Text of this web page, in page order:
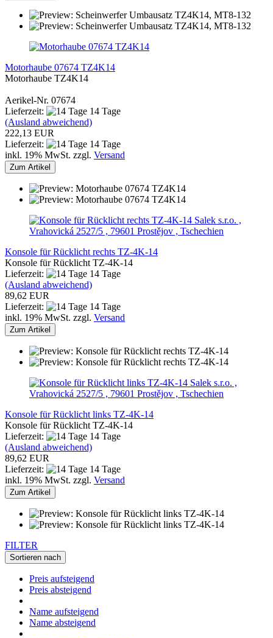
Motorhaube 07674 TZ4K14
Motorhaube TZ4K14
Aerikel-Nr. 07674
Lieferzeit:
14 Tage
(Ausland abweichend)
222,13 EUR
Lieferzeit:
14 Tage
inkl. 19% MwSt. zzgl. Versand
Zum Artikel
Salek s.r.o. ,
Vrahovická 2527/5 , 79601 Prostějov , Tschechien
Konsole für Rücklicht rechts TZ-4K-14
Konsole für Rücklicht TZ-4K-14
Lieferzeit:
14 Tage
(Ausland abweichend)
89,62 EUR
Lieferzeit:
14 Tage
inkl. 19% MwSt. zzgl. Versand
Zum Artikel
Salek s.r.o. ,
Vrahovická 2527/5 , 79601 Prostějov , Tschechien
Konsole für Rücklicht links TZ-4K-14
Konsole für Rücklicht TZ-4K-14
Lieferzeit:
14 Tage
(Ausland abweichend)
89,62 EUR
Lieferzeit:
14 Tage
inkl. 19% MwSt. zzgl. Versand
Zum Artikel
FILTER
Sortieren nach
Preis aufsteigend
Preis absteigend
Name aufsteigend
Name absteigend